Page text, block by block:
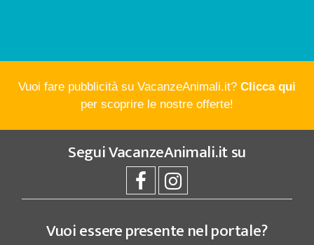
Vuoi fare pubblicità su VacanzeAnimali.it? Clicca qui
per scoprire le nostre offerte!
SeguiVacanzeAnimali.itsu
Vuoi essere presente nel portale?